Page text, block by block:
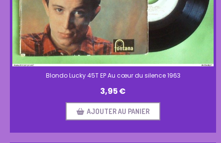
Blondo Lucky 45T EP Au cœur du silence 1963
3,95€
AJOUTER AU PANIER